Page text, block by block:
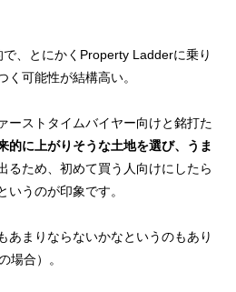
、とにかくProperty Ladderに乗り
く可能性が結構高い。
ーストタイムバイヤー向けと銘打た
的に上がりそうな土地を選び、うま
るため、初めて買う人向けにしたら
いうのが印象です。
あまりならないかなというのもあり
場合）。